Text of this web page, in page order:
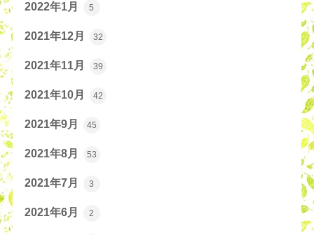
2022年1月 5
2021年12月 32
2021年11月 39
2021年10月 42
2021年9月 45
2021年8月 53
2021年7月 3
2021年6月 2